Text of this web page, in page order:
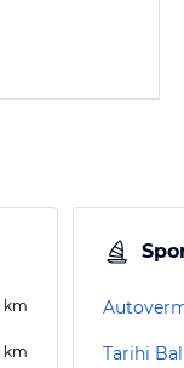
km
km Tarihi